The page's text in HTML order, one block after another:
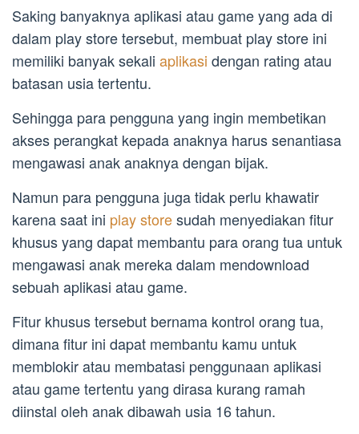
Saking banyaknya aplikasi atau game yang ada di
dalam play store tersebut, membuat play store ini
memiliki banyak sekali aplikasi dengan rating atau
batasan usia tertentu.
Sehingga para pengguna yang ingin membetikan
akses perangkat kepada anaknya harus senantiasa
mengawasi anak anaknya dengan bijak.
Namun para pengguna juga tidak perlu khawatir
karena saat ini play storesudah menyediakan fitur
khusus yang dapat membantu para orang tua untuk
mengawasi anak mereka dalam mendownload
sebuah aplikasi atau game.
Fitur khusus tersebut bernama kontrol orang tua,
dimana fitur ini dapat membantu kamu untuk
memblokir atau membatasi penggunaan aplikasi
atau game tertentu yang dirasa kurang ramah
diinstal oleh anak dibawah usia 16 tahun.